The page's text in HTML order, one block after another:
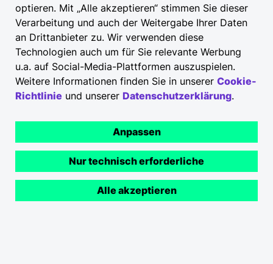
optieren. Mit „Alle akzeptieren“ stimmen Sie dieser
Verarbeitung und auch der Weitergabe Ihrer Daten
an Drittanbieter zu. Wir verwenden diese
Technologien auch um für Sie relevante Werbung
u.a. auf Social-Media-Plattformen auszuspielen.
Weitere Informationen finden Sie in unserer Cookie-
Richtlinie und unserer Datenschutzerklärung.
Anpassen
Nur technisch erforderliche
Alle akzeptieren